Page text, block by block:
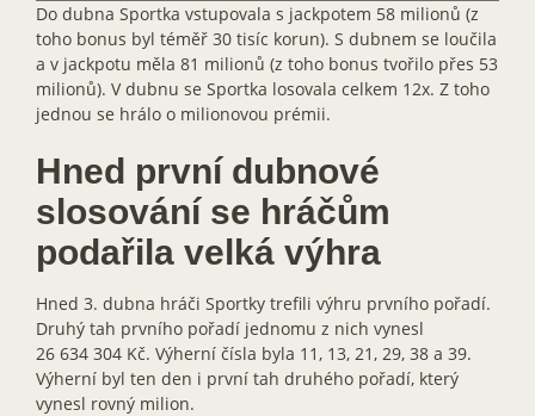
Do dubna Sportka vstupovala s jackpotem 58 milionů (z
toho bonus byl téměř 30 tisíc korun). S dubnem se loučila
a v jackpotu měla 81 milionů (z toho bonus tvořilo přes 53
milionů). V dubnu se Sportka losovala celkem 12x. Z toho
jednou se hrálo o milionovou prémii.
Hned první dubnové
slosování se hráčům
podařila velká výhra
Hned 3. dubna hráči Sportky trefili výhru prvního pořadí.
Druhý tah prvního pořadí jednomu z nich vynesl
26 634 304 Kč. Výherní čísla byla 11, 13, 21, 29, 38 a 39.
Výherní byl ten den i první tah druhého pořadí, který
vynesl rovný milion.